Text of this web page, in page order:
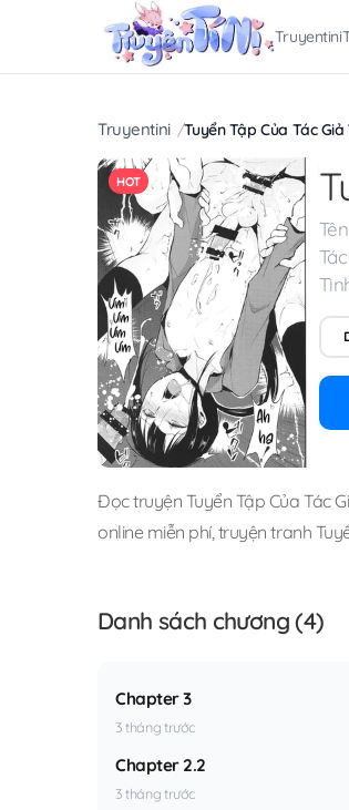
Truyentini
Truyentini Tuyển Tập Của Tác
HOT
Đọc truyện Tuyển Tập Của Tác
online miễn phí,truyện tranh
Danh sách chương (4)
Chapter 3
3 tháng trước
Chapter 2.2
3 tháng trước